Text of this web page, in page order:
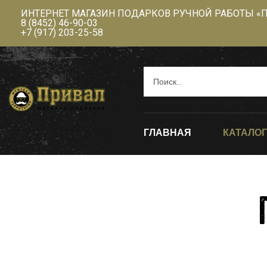
ИНТЕРНЕТ МАГАЗИН ПОДАРКОВ РУЧНОЙ РАБОТЫ
8 (8452) 46-90-03
+7 (917) 203-25-58
ГЛАВНАЯ КАТАЛОГ